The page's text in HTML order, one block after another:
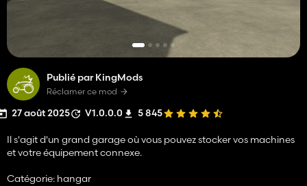
Publié par KingMods
Réclamer ce mod
27 août 2025 V1.0.0.0 5 845
Il s'agit d'un grand garage où vous pouvez stocker vos machines
et votre équipement connexe.
Catégorie: hangar